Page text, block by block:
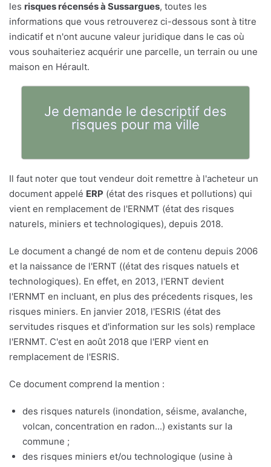
les risques récensés à Sussargues, toutes les
informations que vous retrouverez ci-dessous sont à titre
indicatif et n'ont aucune valeur juridique dans le cas où
vous souhaiteriez acquérir une parcelle, un terrain ou une
maison en Hérault.
Je demande le descriptif des
risques pour ma ville
Il faut noter que tout vendeur doit remettre à l'acheteur un
document appelé ERP (état des risques et pollutions) qui
vient en remplacement de l'ERNMT (état des risques
naturels, miniers et technologiques), depuis 2018.
Le document a changé de nom et de contenu depuis 2006
et la naissance de l'ERNT ((état des risques natuels et
technologiques). En effet, en 2013, l'ERNT devient
l'ERNMT en incluant, en plus des précedents risques, les
risques miniers. En janvier 2018, l'ESRIS (état des
servitudes risques et d'information sur les sols) remplace
l'ERNMT. C'est en août 2018 que l'ERP vient en
remplacement de l'ESRIS.
Ce document comprend la mention :
des risques naturels (inondation, séisme, avalanche,
volcan, concentration en radon...) existants sur la
commune ;
des risques miniers et/ou technologique (usine à